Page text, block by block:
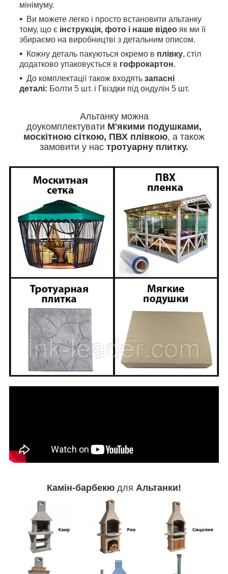
мінімуму.
Ви можете легко і просто встановити альтанку
тому, що є інструкція, фото і наше відео як ми її
збираємо на виробництві з детальним описом.
Кожну деталь пакуються окремо в плівку, стіл
додатково упаковується в гофрокартон.
До комплектації також входять запасні
деталі: Болти 5 шт. і Гвіздки під ондулін 5 шт.
Альтанку можна
доукомплектувати М'якими подушками,
москітною сіткою, ПВХ плівкою, а також
замовити у нас тротуарну плитку.
Камін-барбекю для Альтанки!